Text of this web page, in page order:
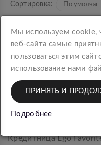
Сортировка:
Кредитница Ego
Мы используем cookie,
веб-сайта самые
пользоваться этим
использование нами
ПРИНЯТЬ И
Подробнее